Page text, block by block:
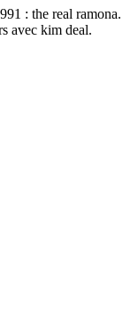
: the real ramona.
avec kim deal.